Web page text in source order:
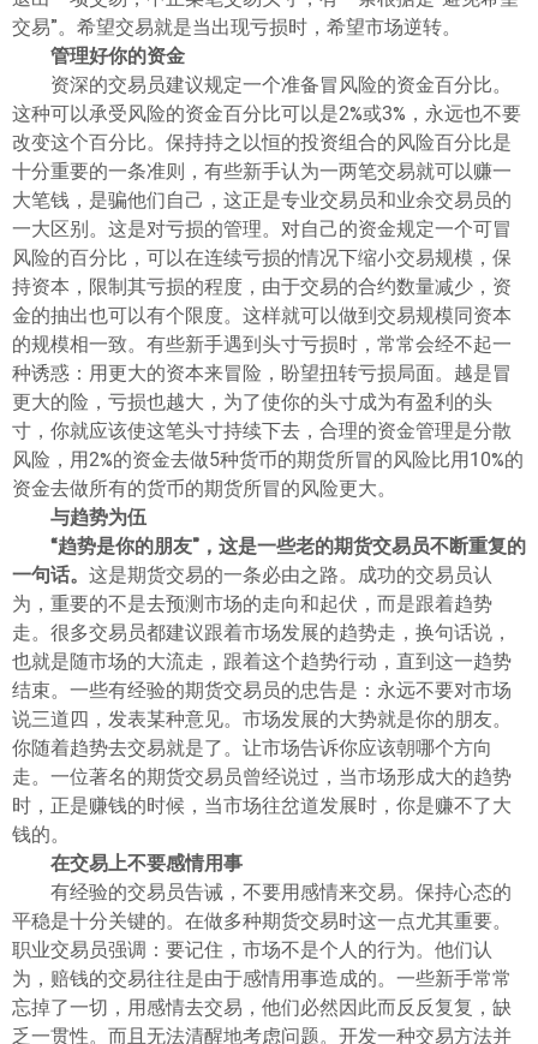
交易”。希望交易就是当出现亏损时，希望市场逆转。
管理好你的资金
资深的交易员建议规定一个准备冒风险的资金百分比。
这种可以承受风险的资金百分比可以是2%或3%，永远也不要
改变这个百分比。保持持之以恒的投资组合的风险百分比是
十分重要的一条准则，有些新手认为一两笔交易就可以赚一
大笔钱，是骗他们自己，这正是专业交易员和业余交易员的
一大区别。这是对亏损的管理。对自己的资金规定一个可冒
风险的百分比，可以在连续亏损的情况下缩小交易规模，保
持资本，限制其亏损的程度，由于交易的合约数量减少，资
金的抽出也可以有个限度。这样就可以做到交易规模同资本
的规模相一致。有些新手遇到头寸亏损时，常常会经不起一
种诱惑：用更大的资本来冒险，盼望扭转亏损局面。越是冒
更大的险，亏损也越大，为了使你的头寸成为有盈利的头
寸，你就应该使这笔头寸持续下去，合理的资金管理是分散
风险，用2%的资金去做5种货币的期货所冒的风险比用10%的
资金去做所有的货币的期货所冒的风险更大。
与趋势为伍
“趋势是你的朋友”，这是一些老的期货交易员不断重复的
一句话。 这是期货交易的一条必由之路。成功的交易员认
为，重要的不是去预测市场的走向和起伏，而是跟着趋势
走。很多交易员都建议跟着市场发展的趋势走，换句话说，
也就是随市场的大流走，跟着这个趋势行动，直到这一趋势
结束。一些有经验的期货交易员的忠告是：永远不要对市场
说三道四，发表某种意见。市场发展的大势就是你的朋友。
你随着趋势去交易就是了。让市场告诉你应该朝哪个方向
走。一位著名的期货交易员曾经说过，当市场形成大的趋势
时，正是赚钱的时候，当市场往岔道发展时，你是赚不了大
钱的。
在交易上不要感情用事
有经验的交易员告诫，不要用感情来交易。保持心态的
平稳是十分关键的。在做多种期货交易时这一点尤其重要。
职业交易员强调：要记住，市场不是个人的行为。他们认
为，赔钱的交易往往是由于感情用事造成的。一些新手常常
忘掉了一切，用感情去交易，他们必然因此而反反复复，缺
乏一贯性。而且无法清醒地考虑问题。开发一种交易方法并